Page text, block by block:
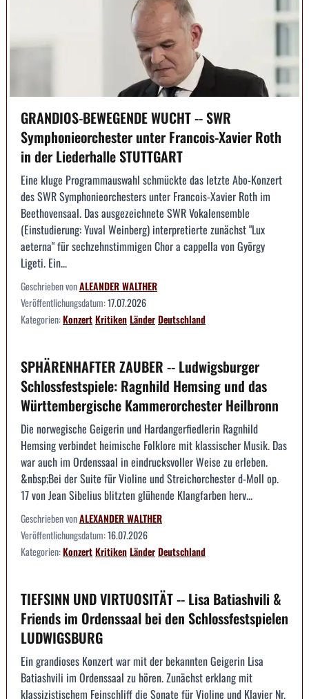
GRANDIOS-BEWEGENDE WUCHT -- SWR
Symphonieorchester unter Francois-Xavier Roth
in der Liederhalle STUTTGART
Eine kluge Programmauswahl schmückte das letzte Abo-Konzert
des SWR Symphonieorchesters unter Francois-Xavier Roth im
Beethovensaal. Das ausgezeichnete SWR Vokalensemble
(Einstudierung: Yuval Weinberg) interpretierte zunächst "Lux
aeterna" für sechzehnstimmigen Chor a cappella von György
Ligeti. Ein...
Geschrieben vonALEANDER WALTHER
Veröffentlichungsdatum:17.07.2026
Kategorien:KonzertKritikenLänderDeutschland
SPHÄRENHAFTER ZAUBER -- Ludwigsburger
Schlossfestspiele: Ragnhild Hemsing und das
Württembergische Kammerorchester Heilbronn
Die norwegische Geigerin und Hardangerfiedlerin Ragnhild
Hemsing verbindet heimische Folklore mit klassischer Musik. Das
war auch im Ordenssaal in eindrucksvoller Weise zu erleben.
&nbsp;Bei der Suite für Violine und Streichorchester d-Moll op.
17 von Jean Sibelius blitzten glühende Klangfarben herv...
Geschrieben vonALEXANDER WALTHER
Veröffentlichungsdatum:16.07.2026
Kategorien:KonzertKritikenLänderDeutschland
TIEFSINN UND VIRTUOSITÄT -- Lisa Batiashvili &
Friends im Ordenssaal bei den Schlossfestspielen
LUDWIGSBURG
Ein grandioses Konzert war mit der bekannten Geigerin Lisa
Batiashvili im Ordenssaal zu hören. Zunächst erklang mit
klassizistischem Feinschliff die Sonate für Violine und Klavier Nr.